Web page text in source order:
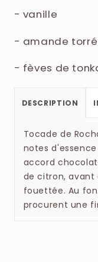
- vanille
- amande
- fèves de
DESCRIPTION
Tocade de
notes
accord
de citron, avant
fouettée. Au
procurent une